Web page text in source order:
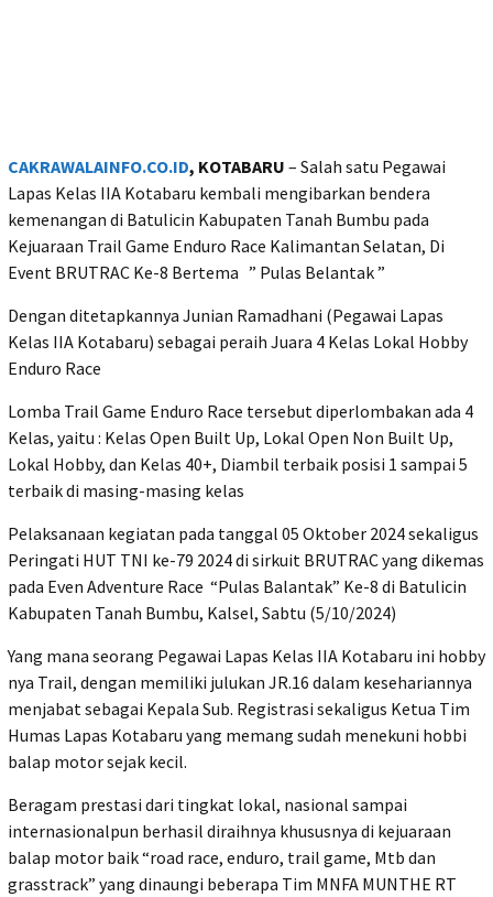
CAKRAWALAINFO.CO.ID, KOTABARU – Salah satu Pegawai
Lapas Kelas IIA Kotabaru kembali mengibarkan bendera
kemenangan di Batulicin Kabupaten Tanah Bumbu pada
Kejuaraan Trail Game Enduro Race Kalimantan Selatan, Di
Event BRUTRAC Ke-8 Bertema ” Pulas Belantak ”
Dengan ditetapkannya Junian Ramadhani (Pegawai Lapas
Kelas IIA Kotabaru) sebagai peraih Juara 4 Kelas Lokal Hobby
Enduro Race
Lomba Trail Game Enduro Race tersebut diperlombakan ada 4
Kelas, yaitu : Kelas Open Built Up, Lokal Open Non Built Up,
Lokal Hobby, dan Kelas 40+, Diambil terbaik posisi 1 sampai 5
terbaik di masing-masing kelas
Pelaksanaan kegiatan pada tanggal 05 Oktober 2024 sekaligus
Peringati HUT TNI ke-79 2024 di sirkuit BRUTRAC yang dikemas
pada Even Adventure Race “Pulas Balantak” Ke-8 di Batulicin
Kabupaten Tanah Bumbu, Kalsel, Sabtu (5/10/2024)
Yang mana seorang Pegawai Lapas Kelas IIA Kotabaru ini hobby
nya Trail, dengan memiliki julukan JR.16 dalam kesehariannya
menjabat sebagai Kepala Sub. Registrasi sekaligus Ketua Tim
Humas Lapas Kotabaru yang memang sudah menekuni hobbi
balap motor sejak kecil.
Beragam prestasi dari tingkat lokal, nasional sampai
internasionalpun berhasil diraihnya khususnya di kejuaraan
balap motor baik “road race, enduro, trail game, Mtb dan
grasstrack” yang dinaungi beberapa Tim MNFA MUNTHE RT